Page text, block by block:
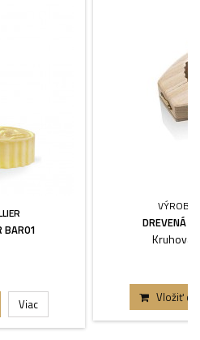
BAR01
Viac
DREVENÁ
Kruhová
Vložiť